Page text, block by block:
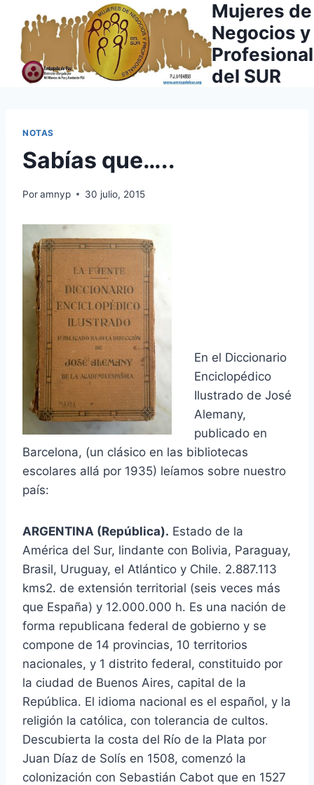
contenido
Mujeres de
Negocios y
del SUR
NOTAS
Sabías que…..
Poramnyp 30 julio, 2015
En el Diccionario
Enciclopédico
Ilustrado de José
Alemany,
publicado en
Barcelona, (un clásico en las bibliotecas
escolares allá por 1935) leíamos sobre nuestro
país:
ARGENTINA (República). Estado de la
América del Sur, lindante con Bolivia, Paraguay,
Brasil, Uruguay, el Atlántico y Chile. 2.887.113
kms2. de extensión territorial (seis veces más
que España) y 12.000.000 h. Es una nación de
forma republicana federal de gobierno y se
compone de 14 provincias, 10 territorios
nacionales, y 1 distrito federal, constituido por
la ciudad de Buenos Aires, capital de la
República. El idioma nacional es el español, y la
religión la católica, con tolerancia de cultos.
Descubierta la costa del Río de la Plata por
Juan Díaz de Solís en 1508, comenzó la
colonización con Sebastián Cabot que en 1527